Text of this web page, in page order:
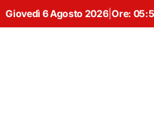
Giovedì 6 Agosto 2026 |Ore: